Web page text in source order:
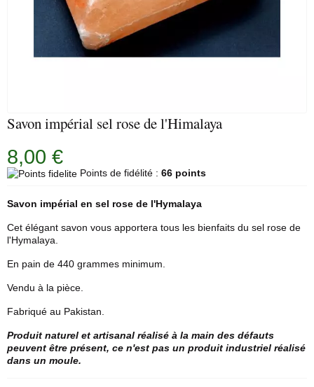
Savon impérial sel rose de l'Himalaya
8,00 €
Points de fidélité : 66 points
Savon impérial en sel rose de l'Hymalaya
Cet élégant savon vous apportera tous les bienfaits du sel rose de
l'Hymalaya.
En pain de 440 grammes minimum.
Vendu à la pièce.
Fabriqué au Pakistan.
Produit naturel et artisanal réalisé à la main des défauts
peuvent être présent, ce n'est pas un produit industriel réalisé
dans un moule.